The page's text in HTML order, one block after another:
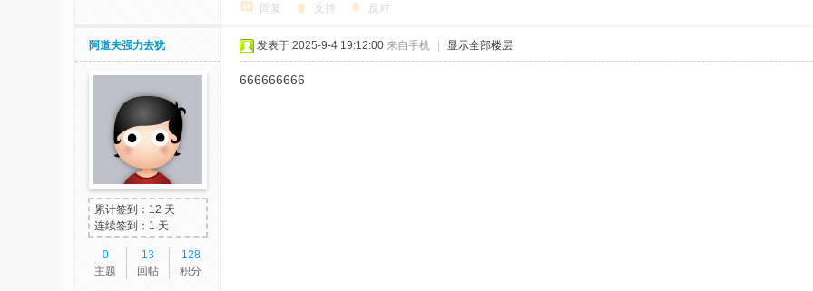
回复 支持 反对
阿道夫强力去犹
累计签到：12 天
连续签到：1 天
0
主题
13
回帖
128
积分
发表于 2025-9-4 19:12:00 来自手机 显示全部楼层
666666666